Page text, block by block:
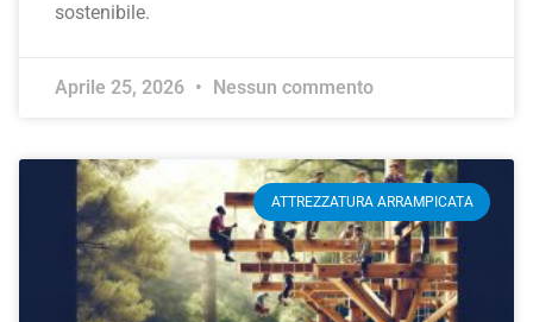
sostenibile.
Aprile 25, 2026 Nessun commento
ATTREZZATURA ARRAMPICATA